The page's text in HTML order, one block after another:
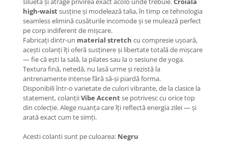
high-waistsusține și modelează talia, în timp ce tehnologia
seamless elimină cusăturile incomode și se mulează perfect
pe corp indiferent de mișcare.
Fabricați dintr-un material stretch cu compresie ușoară,
acești colanți îți oferă susținere și libertate totală de mișcare
— fie că ești la sală, la pilates sau la o sesiune de yoga.
Textura fină, netedă, nu lasă urme și rezistă la
antrenamente intense fără să-și piardă forma.
Disponibili într-o varietate de culori vibrante, de la clasice la
statement, colanțiiVibe Accentse potrivesc cu orice top
din colecție. Alege nuanța care îți reflectă energia zilei — și
arată exact cum te simți.
Acesti colanti sunt pe culoarea: Negru